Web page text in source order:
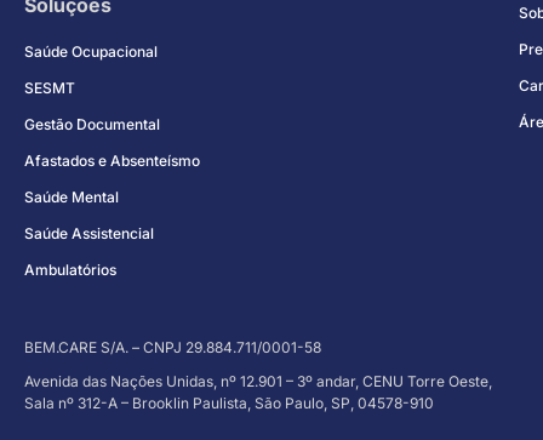
Saúde Ocupacional
SESMT
Gestão Documental
Afastados e Absenteísmo
Saúde Mental
Saúde Assistencial
Ambulatórios
BEM.CARE S/A. – CNPJ 29.884.711/0001-58
Avenida das Nações Unidas, nº 12.901 – 3º andar, CENU Torre Oeste,
Sala nº 312-A – Brooklin Paulista, São Paulo, SP, 04578-910